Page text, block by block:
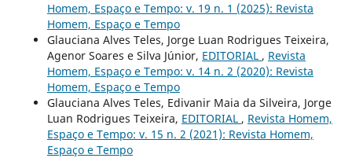
Homem, Espaço e Tempo: v. 19 n. 1 (2025): Revista
Homem, Espaço e Tempo
Glauciana Alves Teles, Jorge Luan Rodrigues Teixeira,
Agenor Soares e Silva Júnior, EDITORIAL , Revista
Homem, Espaço e Tempo: v. 14 n. 2 (2020): Revista
Homem, Espaço e Tempo
Glauciana Alves Teles, Edivanir Maia da Silveira, Jorge
Luan Rodrigues Teixeira, EDITORIAL , Revista Homem,
Espaço e Tempo: v. 15 n. 2 (2021): Revista Homem,
Espaço e Tempo